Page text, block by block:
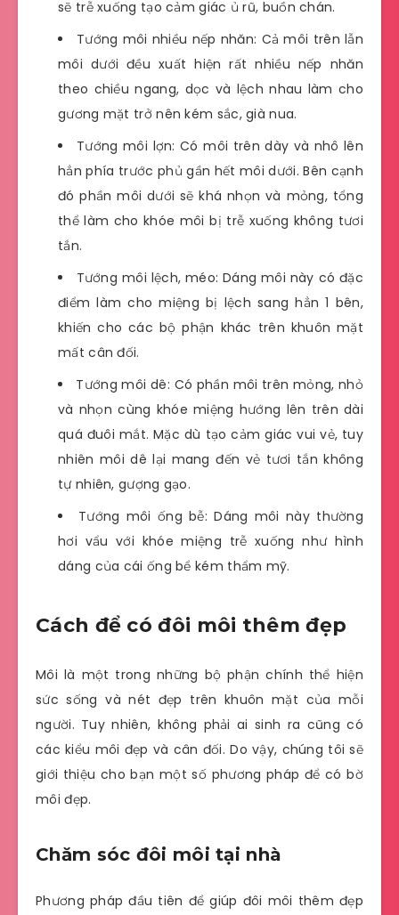
sẽ trễ xuống tạo cảm giác ủ rũ, buồn chán.
Tướng môi nhiều nếp nhăn: Cả môi trên lẫn
môi dưới đều xuất hiện rất nhiều nếp nhăn
theo chiều ngang, dọc và lệch nhau làm cho
gương mặt trở nên kém sắc, già nua.
Tướng môi lợn: Có môi trên dày và nhô lên
hẳn phía trước phủ gần hết môi dưới. Bên cạnh
đó phần môi dưới sẽ khá nhọn và mỏng, tổng
thể làm cho khóe môi bị trễ xuống không tươi
tắn.
Tướng môi lệch, méo: Dáng môi này có đặc
điểm làm cho miệng bị lệch sang hẳn 1 bên,
khiến cho các bộ phận khác trên khuôn mặt
mất cân đối.
Tướng môi dê: Có phần môi trên mỏng, nhỏ
và nhọn cùng khóe miệng hướng lên trên dài
quá đuôi mắt. Mặc dù tạo cảm giác vui vẻ, tuy
nhiên môi dê lại mang đến vẻ tươi tắn không
tự nhiên, gượng gạo.
Tướng môi ống bễ: Dáng môi này thường
hơi vẩu với khóe miệng trễ xuống như hình
dáng của cái ống bể kém thẩm mỹ.
Cách để có đôi môi thêm đẹp
Môi là một trong những bộ phận chính thể hiện
sức sống và nét đẹp trên khuôn mặt của mỗi
người. Tuy nhiên, không phải ai sinh ra cũng có
các kiểu môi đẹp và cân đối. Do vậy, chúng tôi sẽ
giới thiệu cho bạn một số phương pháp để có bờ
môi đẹp.
Chăm sóc đôi môi tại nhà
Phương pháp đầu tiên để giúp đôi môi thêm đẹp